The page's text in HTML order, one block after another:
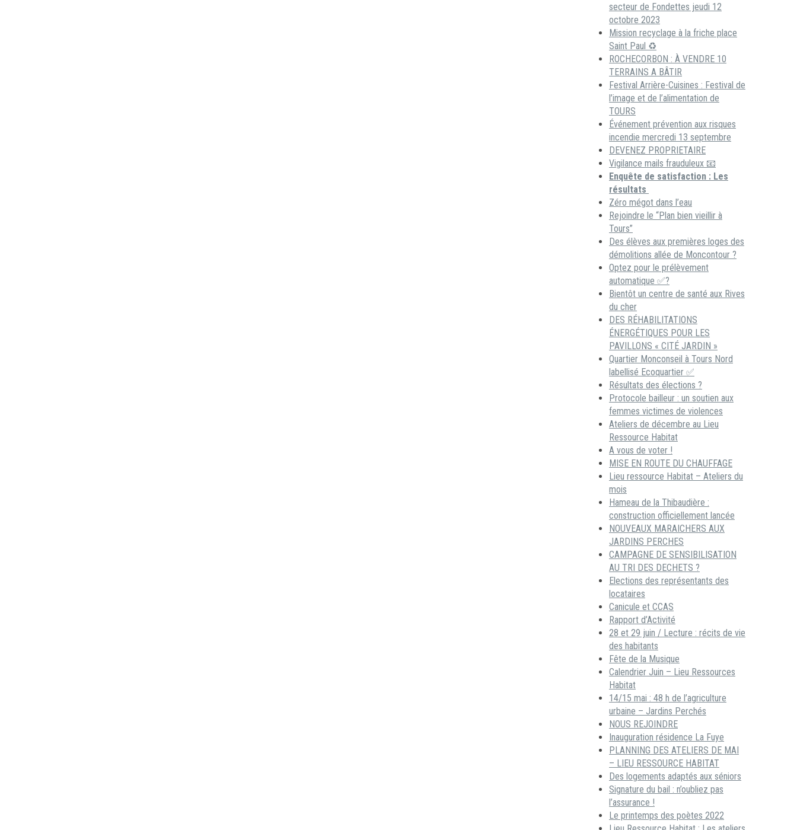
secteur de Fondettes jeudi 12
octobre 2023
Mission recyclage à la friche place
Saint Paul ♻️
ROCHECORBON : À VENDRE 10
TERRAINS A BÂTIR
Festival Arrière-Cuisines : Festival de
l’image et de l’alimentation de
TOURS
Événement prévention aux risques
incendie mercredi 13 septembre
DEVENEZ PROPRIETAIRE
Vigilance mails frauduleux 📧
Enquête de satisfaction : Les
résultats
Zéro mégot dans l’eau
Rejoindre le “Plan bien vieillir à
Tours”
Des élèves aux premières loges des
démolitions allée de Moncontour ?
Optez pour le prélèvement
automatique ✅?
Bientôt un centre de santé aux Rives
du cher
DES RÉHABILITATIONS
ÉNERGÉTIQUES POUR LES
PAVILLONS « CITÉ JARDIN »
Quartier Monconseil à Tours Nord
labellisé Ecoquartier ✅
Résultats des élections ?
Protocole bailleur : un soutien aux
femmes victimes de violences
Ateliers de décembre au Lieu
Ressource Habitat
A vous de voter !
MISE EN ROUTE DU CHAUFFAGE
Lieu ressource Habitat – Ateliers du
mois
Hameau de la Thibaudière :
construction officiellement lancée
NOUVEAUX MARAICHERS AUX
JARDINS PERCHES
CAMPAGNE DE SENSIBILISATION
AU TRI DES DECHETS ?
Elections des représentants des
locataires
Canicule et CCAS
Rapport d’Activité
28 et 29 juin / Lecture : récits de vie
des habitants
Fête de la Musique
Calendrier Juin – Lieu Ressources
Habitat
14/15 mai : 48 h de l’agriculture
urbaine – Jardins Perchés
NOUS REJOINDRE
Inauguration résidence La Fuye
PLANNING DES ATELIERS DE MAI
– LIEU RESSOURCE HABITAT
Des logements adaptés aux séniors
Signature du bail : n’oubliez pas
l’assurance !
Le printemps des poètes 2022